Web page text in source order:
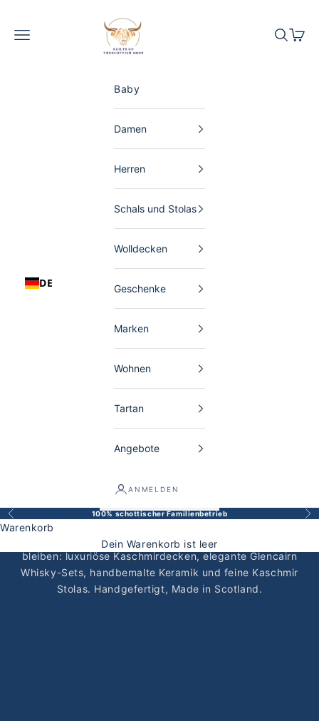
The Scottish Shop Deutschland
DE
Menü Suchen
Baby
Damen
Herren
Schals und Stolas
Wolldecken
Geschenke
Marken
Wohnen
Tartan
Angebote
ANMELDEN
Zurück 100% schottischer Familienbetrieb Vor
Warenkorb
Dein Warenkorb ist leer
Schottische Geschenke zur Hochzeit
Schottische Hochzeitsgeschenke, die ein Leben lang
bleiben: luxuriöseKaschmirdecken, eleganteGlencairn
Whisky-Sets, handbemalte Keramik und feine Kaschmir
Stolas. Handgefertigt, Made in Scotland.